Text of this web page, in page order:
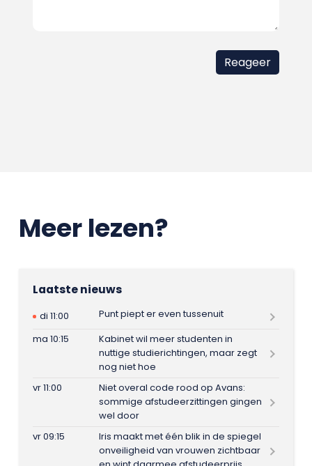
Meer lezen?
Laatste nieuws
di 11:00
Punt piept er even tussenuit
ma 10:15
Kabinet wil meer studenten in
nuttige studierichtingen, maar zegt
nog niet hoe
vr 11:00
Niet overal code rood op Avans:
sommige afstudeerzittingen gingen
wel door
vr 09:15
Iris maakt met één blik in de spiegel
onveiligheid van vrouwen zichtbaar